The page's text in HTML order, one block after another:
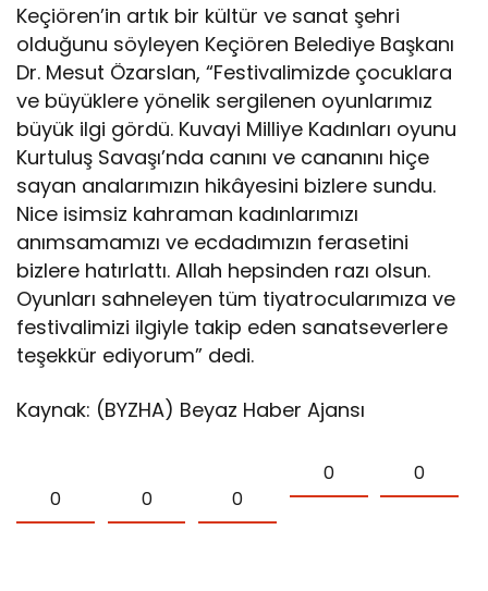
Keçiören’in artık bir kültür ve sanat şehri
olduğunu söyleyen Keçiören Belediye Başkanı
Dr. Mesut Özarslan, “Festivalimizde çocuklara
ve büyüklere yönelik sergilenen oyunlarımız
büyük ilgi gördü. Kuvayi Milliye Kadınları oyunu
Kurtuluş Savaşı’nda canını ve cananını hiçe
sayan analarımızın hikâyesini bizlere sundu.
Nice isimsiz kahraman kadınlarımızı
anımsamamızı ve ecdadımızın ferasetini
bizlere hatırlattı. Allah hepsinden razı olsun.
Oyunları sahneleyen tüm tiyatrocularımıza ve
festivalimizi ilgiyle takip eden sanatseverlere
teşekkür ediyorum” dedi.
Kaynak: (BYZHA) Beyaz Haber Ajansı
0 0 0
0 0